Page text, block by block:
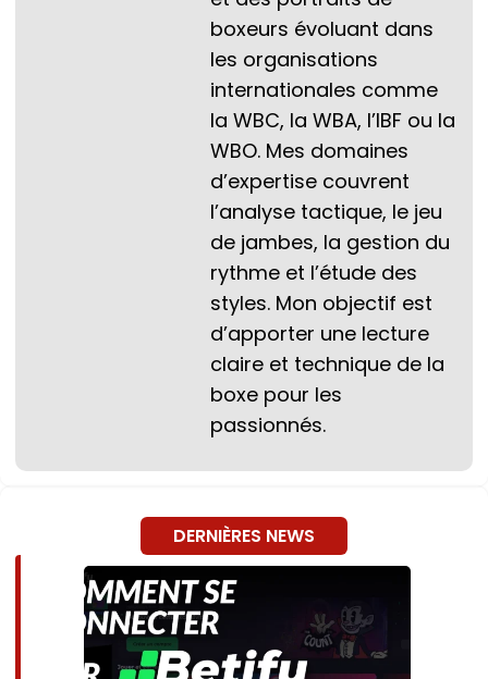
boxeurs évoluant dans
les organisations
internationales comme
la WBC, la WBA, l’IBF ou la
WBO. Mes domaines
d’expertise couvrent
l’analyse tactique, le jeu
de jambes, la gestion du
rythme et l’étude des
styles. Mon objectif est
d’apporter une lecture
claire et technique de la
boxe pour les
passionnés.
DERNIÈRES NEWS